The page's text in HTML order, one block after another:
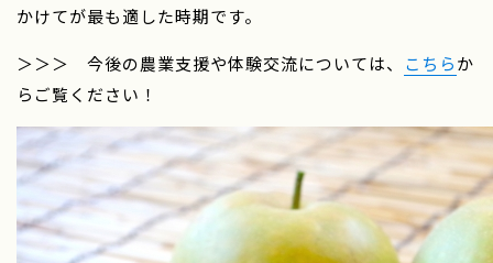
かけてが最も適した時期です。
＞＞＞ 今後の農業支援や体験交流については、 こちらか
らご覧ください！